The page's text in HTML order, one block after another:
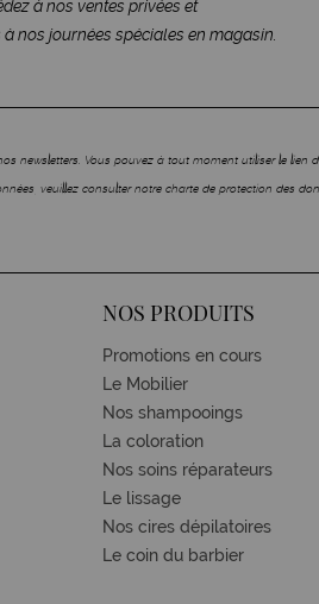
à nos ventes privées et
à nos journées spéciales en magasin.
newsletters. Vous pouvez à tout moment utiliser le lien
veuillez consulter notre charte de protection des
NOS PRODUITS
Promotions en cours
Le Mobilier
Nos shampooings
La coloration
Nos soins réparateurs
Le lissage
Nos cires dépilatoires
Le coin du barbier